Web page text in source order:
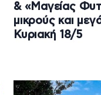
& «Μαγείας
μικρούς και
Κυριακή 18/5